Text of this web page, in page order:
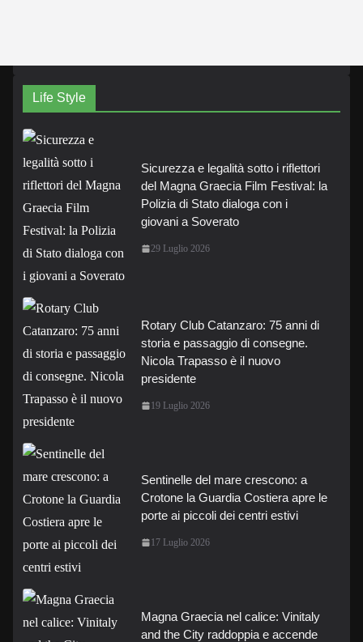
Life Style
Sicurezza e legalità sotto i riflettori
del Magna Graecia Film Festival: la
Polizia di Stato dialoga con i
giovani a Soverato
29 Luglio 2026
Rotary Club Catanzaro: 75 anni di
storia e passaggio di consegne.
Nicola Trapasso è il nuovo
presidente
19 Luglio 2026
Sentinelle del mare crescono: a
Crotone la Guardia Costiera apre le
porte ai piccoli dei centri estivi
17 Luglio 2026
Magna Graecia nel calice: Vinitaly
and the City raddoppia e accende